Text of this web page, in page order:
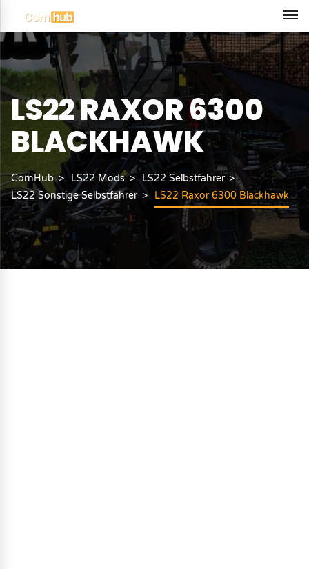
LS22 RAXOR 6300
BLACKHAWK
CornHub LS22 Mods
LS22 Selbstfahrer
LS22 Sonstige Selbstfahrer
LS22 Raxor 6300 Blackhawk